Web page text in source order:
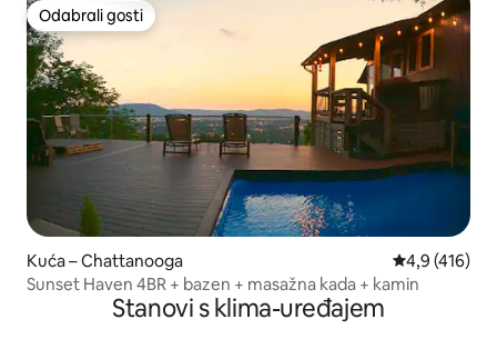
Odabrali gosti
Odabrali gosti
Kuća – Chattanooga Prosječna
4,9 (416)
Sunset Haven 4BR + bazen + masažna kada + kamin
Stanovi s klima-uređajem